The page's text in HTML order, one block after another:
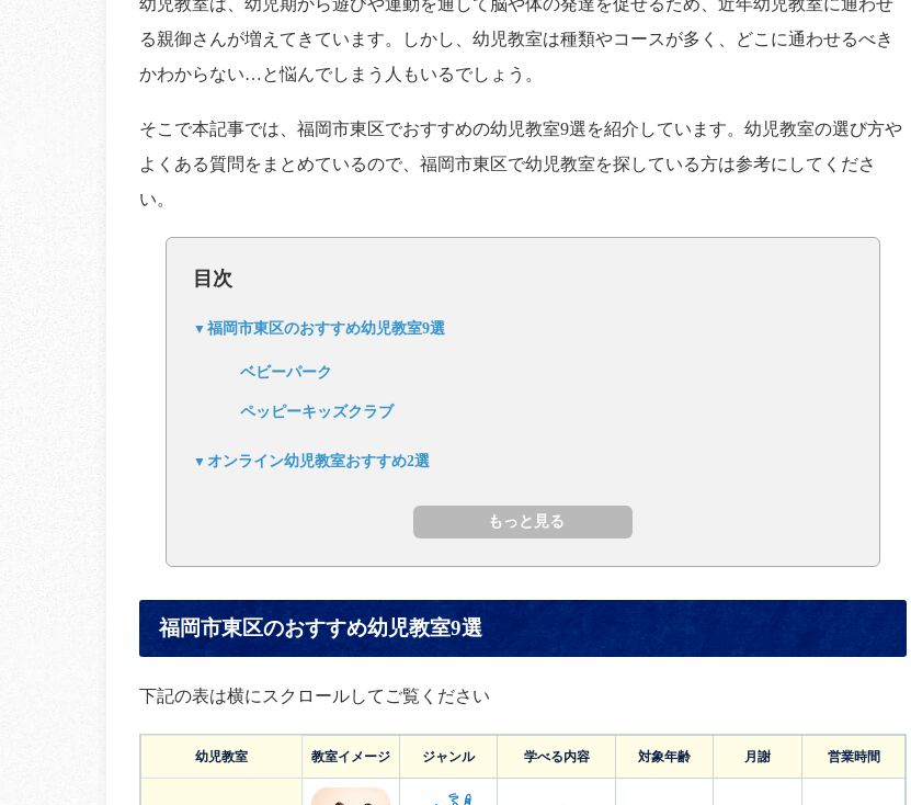
幼児教室は、幼児期から遊びや運動を通して脳や体の発達を促せるため、近年幼児教室に通わせ
る親御さんが増えてきています。しかし、幼児教室は種類やコースが多く、どこに通わせるべき
かわからない…と悩んでしまう人もいるでしょう。
そこで本記事では、福岡市東区でおすすめの幼児教室9選を紹介しています。幼児教室の選び方や
よくある質問をまとめているので、福岡市東区で幼児教室を探している方は参考にしてくださ
い。
目次
福岡市東区のおすすめ幼児教室9選
ベビーパーク
ペッピーキッズクラブ
オンライン幼児教室おすすめ2選
福岡市東区のおすすめ幼児教室9選
下記の表は横にスクロールしてご覧ください
幼児教室 教室イメージ ジャンル 学べる内容 対象年齢 月謝 営業時間